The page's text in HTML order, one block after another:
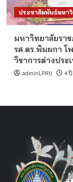
ประชาสัมพันธ์มหา
มหาวิทยาลัยรา
รศ.ดร.พิมผกา โ
วิชาการต่างประ
adminLPRU 4